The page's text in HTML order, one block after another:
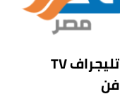
تليجراف TV
فن